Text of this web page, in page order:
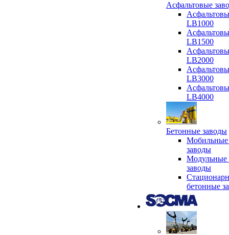
Асфальтовые
LB1000
LB1500
LB2000
LB3000
LB4000
Бетонные заводы
Мобильные
заводы
Модульные
заводы
бетонные